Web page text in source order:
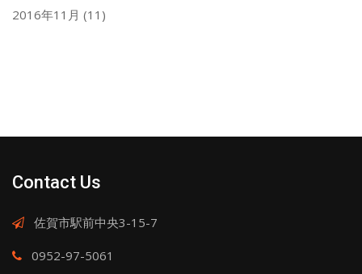
2016年11月 (11)
Contact Us
佐賀市駅前中央3-15-7
0952-97-5061